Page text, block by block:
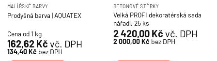
MALÍŘSKÉ BARVY
Prodyšná barva | AQUATEX
Cena od 1 kg
162,62 Kč vč. DPH
134,40Kč bez DPH
BETONOVÉ STĚRKY
Velká PROFI dekoratérská sada
nářadí, 25 ks
2 420,00 Kč vč. DPH
2 000,00Kč bez DPH